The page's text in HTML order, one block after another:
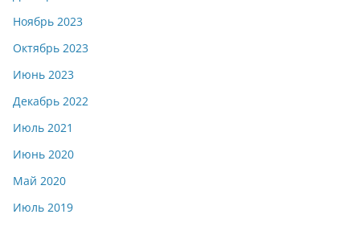
Ноябрь 2023
Октябрь 2023
Июнь 2023
Декабрь 2022
Июль 2021
Июнь 2020
Май 2020
Июль 2019